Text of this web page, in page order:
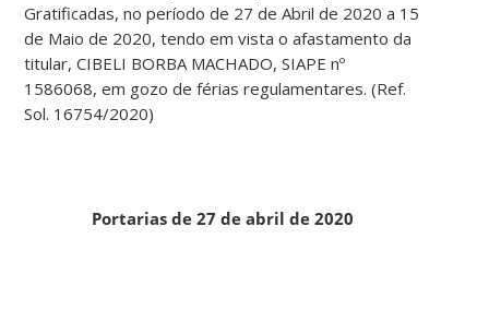
Gratificadas, no período de 27 de Abril de 2020 a 15
de Maio de 2020, tendo em vista o afastamento da
titular, CIBELI BORBA MACHADO, SIAPE nº
1586068, em gozo de férias regulamentares. (Ref.
Sol. 16754/2020)
Portarias de 27 de abril de 2020